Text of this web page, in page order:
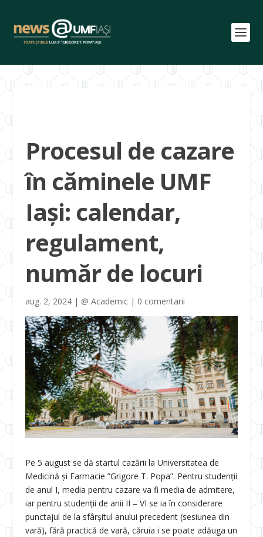
Procesul de cazare
în căminele UMF
Iași: calendar,
regulament,
număr de locuri
aug. 2, 2024| @ Academic| 0 comentarii
Pe 5 august se dă startul cazării la Universitatea de
Medicină și Farmacie ”Grigore T. Popa”. Pentru studenții
de anul I, media pentru cazare va fi media de admitere,
iar pentru studenții de anii II – VI se ia în considerare
punctajul de la sfârșitul anului precedent (sesiunea din
vară), fără practică de vară, căruia i se poate adăuga un